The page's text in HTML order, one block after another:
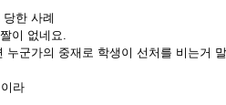
한 사례
이 없네요.
군가의 중재로 학생이 선처를 비는거
라